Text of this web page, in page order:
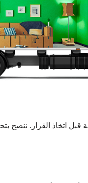
اتخاذ القرار. ننصح